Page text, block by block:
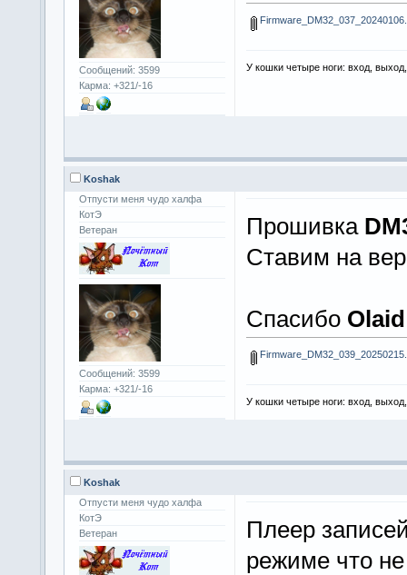
Сообщений: 3599
Карма: +321/-16
У кошки четыре ноги: вход,
Koshak
Отпусти меня чудо халфа
КотЭ
Ветеран
Сообщений: 3599
Карма: +321/-16
Прошивка
Ставим на
Спасибо
У кошки четыре ноги: вход,
Koshak
Отпусти меня чудо халфа
КотЭ
Ветеран
Плеер
режиме что